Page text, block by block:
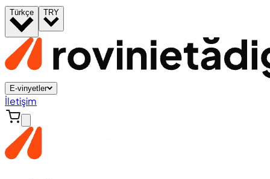
Türkçe TRY
E-vinyetler
İletişim